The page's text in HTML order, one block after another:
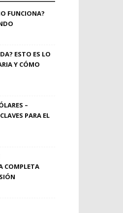
FUNCIONA?
ESTO ES LO
Y CÓMO
–
PARA EL
COMPLETA